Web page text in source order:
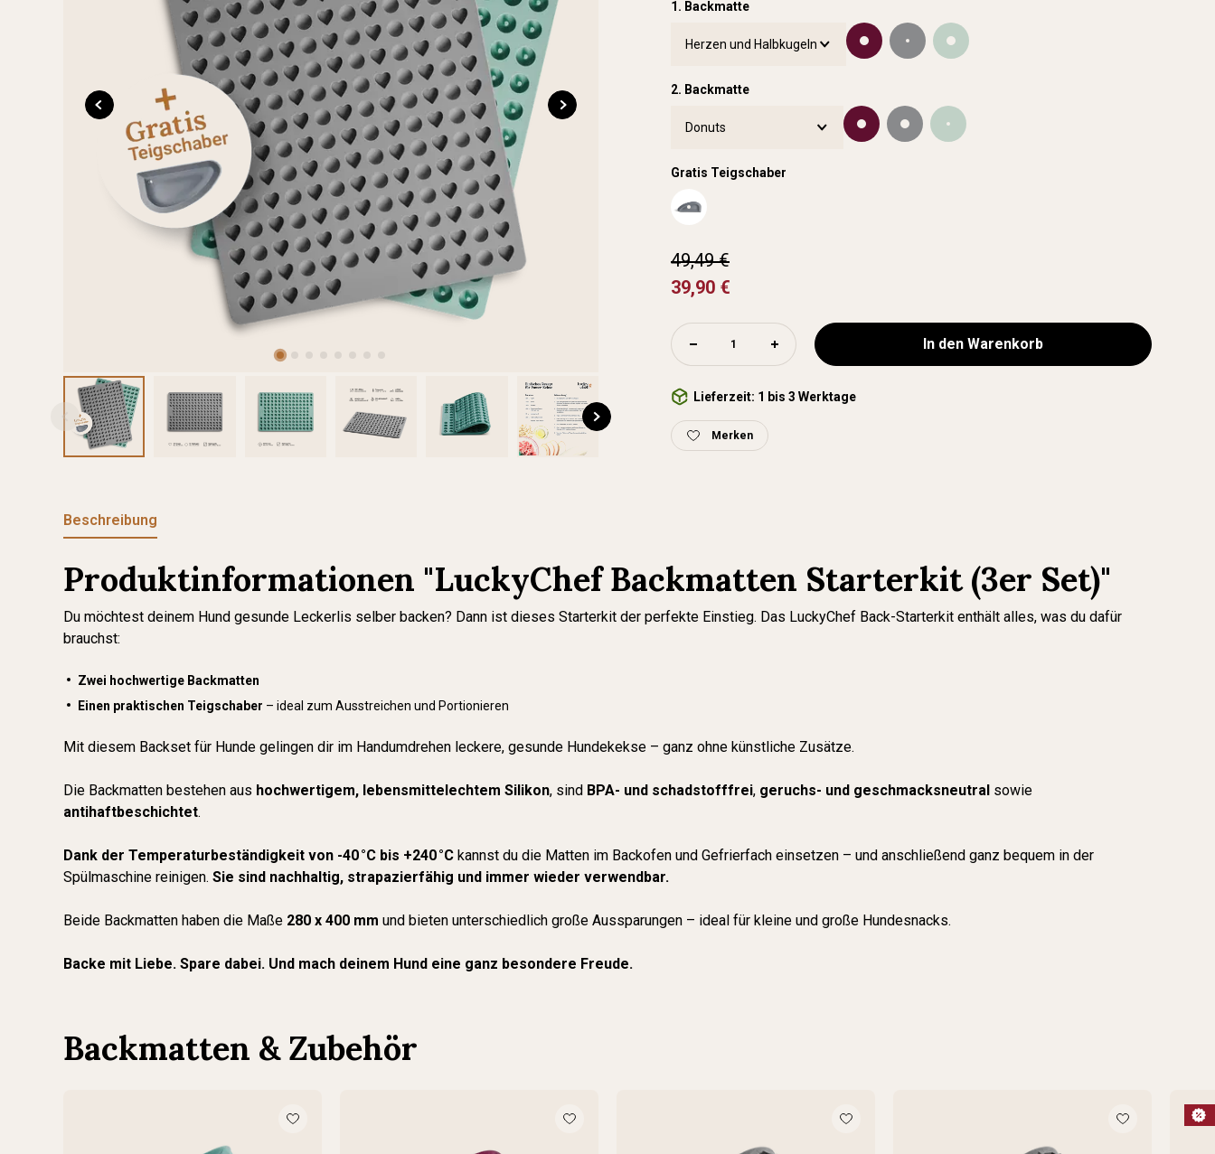
1. Backmatte
2. Backmatte
Gratis Teigschaber
49,49 €
39,90 €
In den Warenkorb
Lieferzeit: 1 bis 3 Werktage
Merken
Beschreibung
Produktinformationen "LuckyChef Backmatten Starterkit (3er Set)"
Du möchtest deinem Hund gesunde Leckerlis selber backen? Dann ist dieses Starterkit der perfekte Einstieg. Das LuckyChef Back-Starterkit enthält alles, was du dafür
brauchst:
Zwei hochwertige Backmatten
Einen praktischen Teigschaber – ideal zum Ausstreichen und Portionieren
Mit diesem Backset für Hunde gelingen dir im Handumdrehen leckere, gesunde Hundekekse – ganz ohne künstliche Zusätze.
Die Backmatten bestehen aus hochwertigem, lebensmittelechtem Silikon, sind BPA- und schadstofffrei, geruchs- und geschmacksneutral sowie
antihaftbeschichtet.
Dank der Temperaturbeständigkeit von -40 °C bis +240 °C kannst du die Matten im Backofen und Gefrierfach einsetzen – und anschließend ganz bequem in der
Spülmaschine reinigen. Sie sind nachhaltig, strapazierfähig und immer wieder verwendbar.
Beide Backmatten haben die Maße 280 x 400 mm und bieten unterschiedlich große Aussparungen – ideal für kleine und große Hundesnacks.
Backe mit Liebe. Spare dabei. Und mach deinem Hund eine ganz besondere Freude.
Backmatten & Zubehör